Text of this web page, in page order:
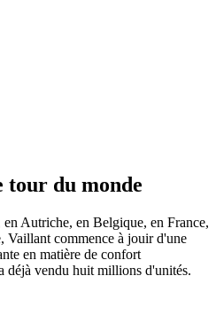
tour du monde
Autriche, en Belgique, en France,
Vaillant commence à jouir d'une
en matière de confort
déjà vendu huit millions d'unités.